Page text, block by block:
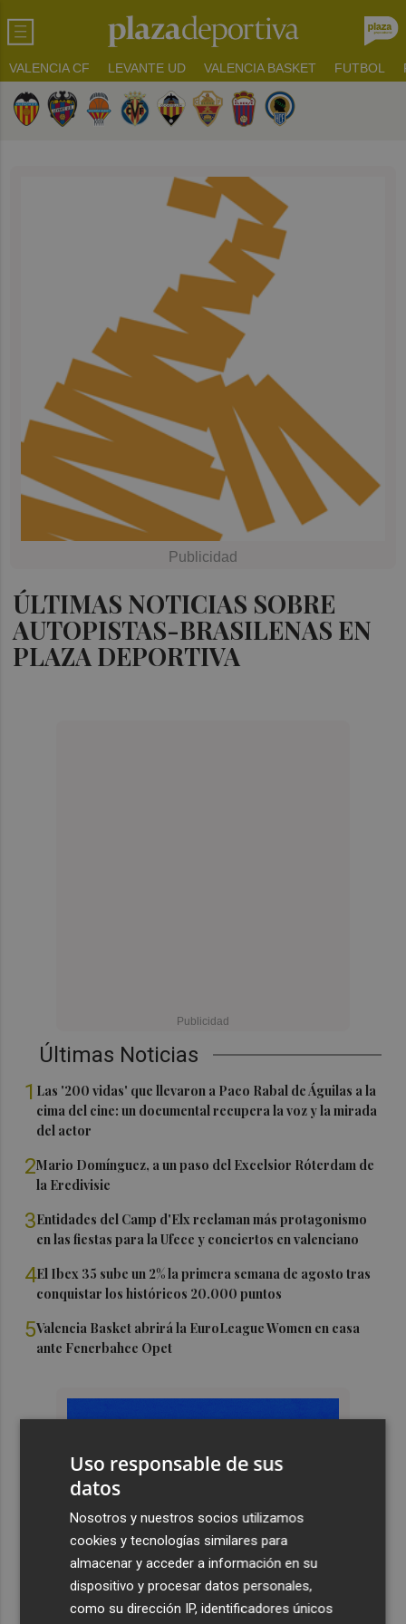
VALENCIA CF LEVANTE UD VALENCIA BASKET FUTBOL
ÚLTIMAS NOTICIAS SOBRE
AUTOPISTAS-BRASILENAS EN
PLAZA DEPORTIVA
Últimas Noticias
1 Las '200 vidas' que llevaron a Paco Rabal de Águilas a la
cima del cine: un documental recupera la voz y la mirada
del actor
2Mario Domínguez, a un paso del Excelsior Róterdam de
la Eredivisie
3Entidades del Camp d'Elx reclaman más protagonismo
en las fiestas para la Ufece y conciertos en valenciano
4El Ibex 35 sube un 2% la primera semana de agosto tras
conquistar los históricos 20.000 puntos
5Valencia Basket abrirá la EuroLeague Women en casa
ante Fenerbahce Opet
Uso responsable de sus
datos
Nosotros y nuestros socios utilizamos
cookies y tecnologías similares para
almacenar y acceder a información en su
dispositivo y procesar datos personales,
como su dirección IP, identificadores únicos